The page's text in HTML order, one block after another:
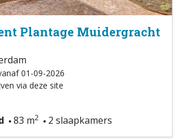
Plantage Muidergracht
01-09-2026
via deze site
83 m2 2 slaapkamers